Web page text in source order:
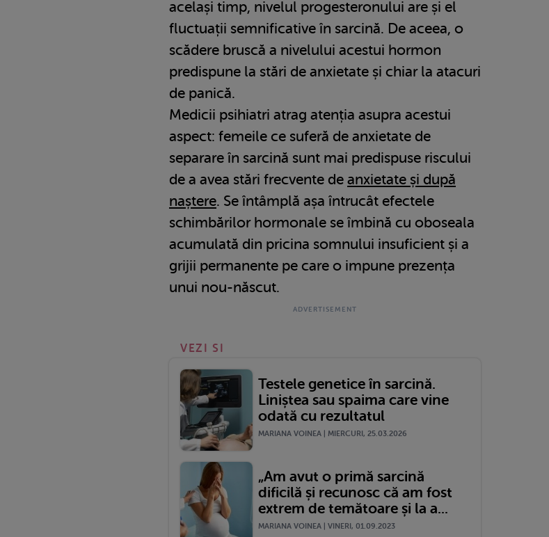
același timp, nivelul progesteronului are și el
fluctuații semnificative în sarcină. De aceea, o
scădere bruscă a nivelului acestui hormon
predispune la stări de anxietate și chiar la atacuri
de panică.
Medicii psihiatri atrag atenția asupra acestui
aspect: femeile ce suferă de anxietate de
separare în sarcină sunt mai predispuse riscului
de a avea stări frecvente de anxietate și după
naștere. Se întâmplă așa întrucât efectele
schimbărilor hormonale se îmbină cu oboseala
acumulată din pricina somnului insuficient și a
grijii permanente pe care o impune prezența
unui nou-născut.
VEZI SI
Testele genetice în sarcină.
Liniștea sau spaima care vine
odată cu rezultatul
MARIANA VOINEA | MIERCURI, 25.03.2026
„Am avut o primă sarcină
dificilă și recunosc că am fost
extrem de temătoare și la a...
MARIANA VOINEA | VINERI, 01.09.2023